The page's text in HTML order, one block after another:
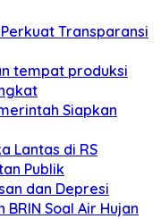
Transparansi
tempat produksi
Siapkan
Lantas di RS
Publik
dan Depresi
Soal Air Hujan